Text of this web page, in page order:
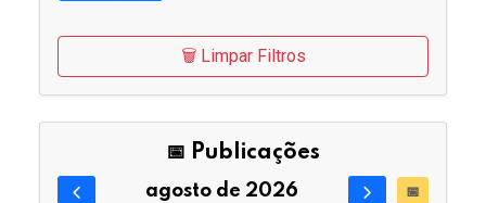
🗑️ Limpar Filtros
📅 Publicações
agosto de 2026 📅